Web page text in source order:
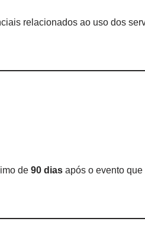
relacionados ao uso dos
de 90 dias após o evento